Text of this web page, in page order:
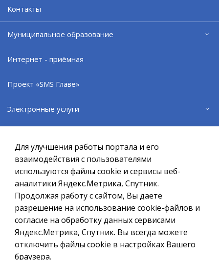
Контакты
Муниципальное образование
Интернет - приёмная
Проект «SMS Главе»
Электронные услуги
Правовые акты в сфере закупок
Административные регламенты
Противодействие коррупции
Исполнение Указов Президента РФ
Нормативные правовые акты (Электронный бюллетень
а также мерам социальной поддержки
(скачать архив в формате DOC)
- Анкета - заявление
образования ЗАТО г.Североморск
При полном или частичном использовании материалов ссылка
на ресурс обязательна.
Если Вы обнаружили на странице ошибку, пожалуйста, выделите
курсором слово или фразу и нажмите сочетание клавиш
Ctrl+Enter
Политика в отношении обработки персональных данных
Создание сайта – Старт Икс
© 2010 - 2026
Для улучшения работы портала и его
взаимодействия с пользователями
используются файлы cookie и сервисы веб-
аналитики Яндекс.Метрика, Спутник.
Продолжая работу с сайтом, Вы даете
разрешение на использование cookie-файлов и
согласие на обработку данных сервисами
Яндекс.Метрика, Спутник. Вы всегда можете
отключить файлы cookie в настройках Вашего
браузера.